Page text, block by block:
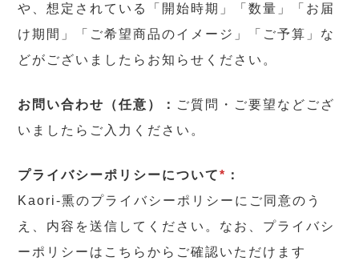
や、想定されている「開始時期」「数量」「お届
け期間」「ご希望商品のイメージ」「ご予算」な
どがございましたらお知らせください。
お問い合わせ（任意）： ご質問・ご要望などござ
いましたらご入力ください。
プライバシーポリシーについて* ：
Kaori-熏のプライバシーポリシーにご同意のう
え、内容を送信してください。なお、プライバシ
ーポリシーはこちらからご確認いただけます